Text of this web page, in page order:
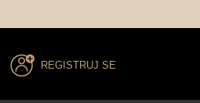
REGISTRUJ SE